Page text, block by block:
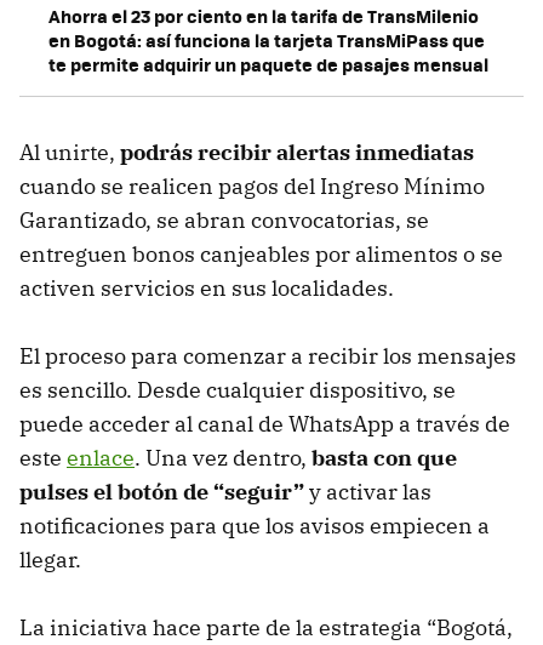
Ahorra el 23 por ciento en la tarifa de TransMilenio
en Bogotá: así funciona la tarjeta TransMiPass que
te permite adquirir un paquete de pasajes mensual
Al unirte, podrás recibir alertas inmediatas
cuando se realicen pagos del Ingreso Mínimo
Garantizado, se abran convocatorias, se
entreguen bonos canjeables por alimentos o se
activen servicios en sus localidades.
El proceso para comenzar a recibir los mensajes
es sencillo. Desde cualquier dispositivo, se
puede acceder al canal de WhatsApp a través de
este enlace. Una vez dentro, basta con que
pulses el botón de “seguir”y activar las
notificaciones para que los avisos empiecen a
llegar.
La iniciativa hace parte de la estrategia “Bogotá,